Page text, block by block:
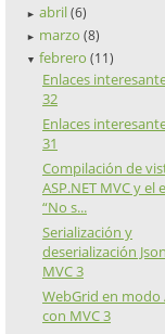
► abril (6)
► marzo (8)
▼ febrero (11)
Enlaces
32
Enlaces
31
Compilación de
ASP.NET MVC y el
“No s...
Serialización y
deserialización
MVC 3
WebGrid en modo
con MVC 3